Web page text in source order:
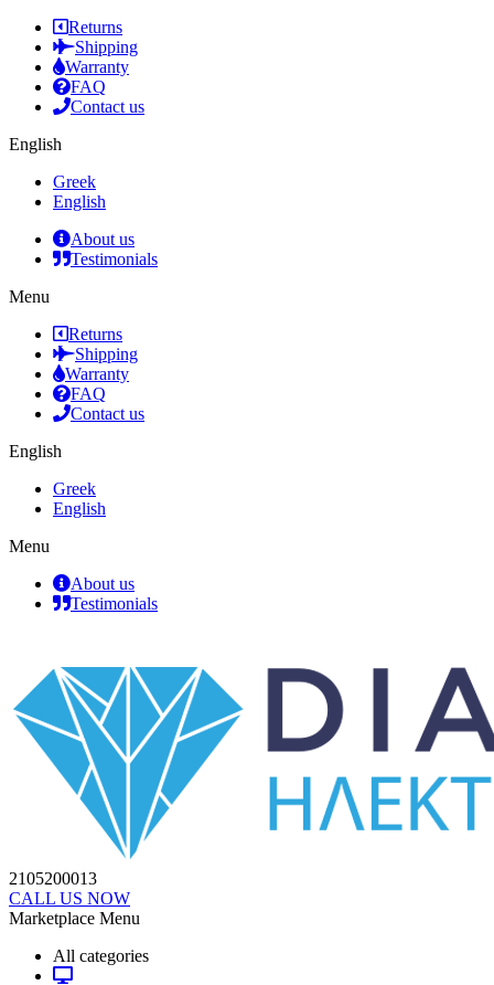
Returns
Shipping
Warranty
FAQ
Contact us
English
Greek
English
About us
Testimonials
Menu
Returns
Shipping
Warranty
FAQ
Contact us
English
Greek
English
Menu
About us
Testimonials
2105200013
CALL US NOW
Marketplace Menu
All categories